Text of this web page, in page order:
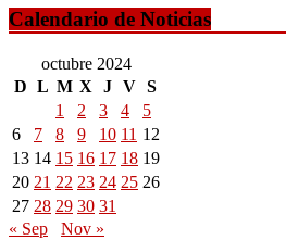
Calendario de Noticias
octubre 2024
D L M X J V S
1
2 3 4
5
6
7 8 9 10 11 12
13 14 15 16 17 18 19
20 21 22 23 24 25 26
27 28 29 30 31
« Sep
Nov »